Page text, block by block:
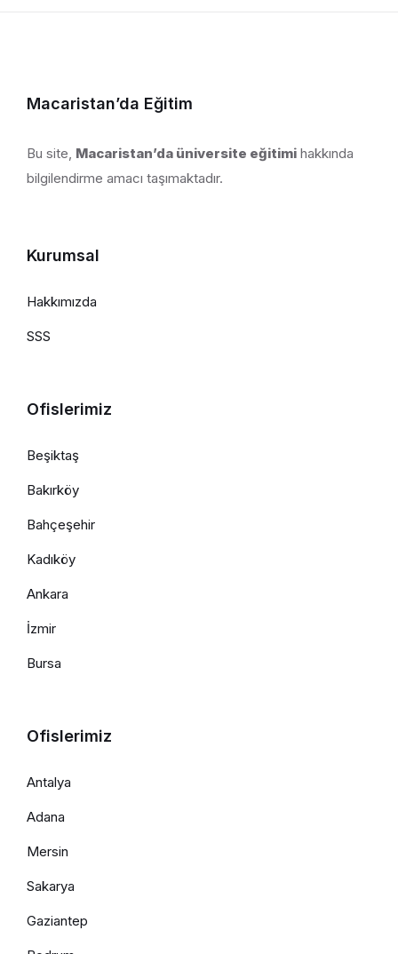
Macaristan’da Eğitim
Bu site, Macaristan’da üniversite eğitimi hakkında
bilgilendirme amacı taşımaktadır.
Kurumsal
Hakkımızda
SSS
Ofislerimiz
Beşiktaş
Bakırköy
Bahçeşehir
Kadıköy
Ankara
İzmir
Bursa
Ofislerimiz
Antalya
Adana
Mersin
Sakarya
Gaziantep